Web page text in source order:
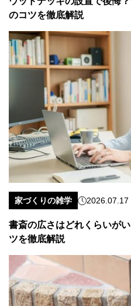
のコツを徹底解説
家づくりの雑学 2026.07.17
書斎の広さはどれくらいが
ツを徹底解説